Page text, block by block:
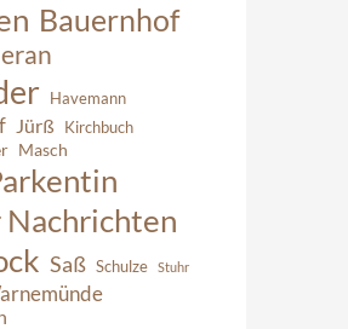
Bauernhof
Havemann
Jürß Kirchbuch
Masch
Saß Schulze Stuhr